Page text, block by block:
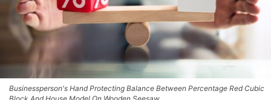
Businessperson's Hand Protecting Balance Between Percentage Red Cubic